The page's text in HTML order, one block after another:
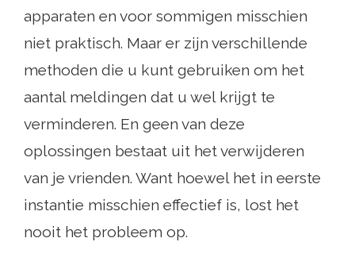
apparaten en voor sommigen misschien
niet praktisch. Maar er zijn verschillende
methoden die u kunt gebruiken om het
aantal meldingen dat u wel krijgt te
verminderen. En geen van deze
oplossingen bestaat uit het verwijderen
van je vrienden. Want hoewel het in eerste
instantie misschien effectief is, lost het
nooit het probleem op.